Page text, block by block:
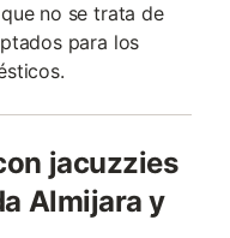
no se trata de
para los
jacuzzies
Almijara y